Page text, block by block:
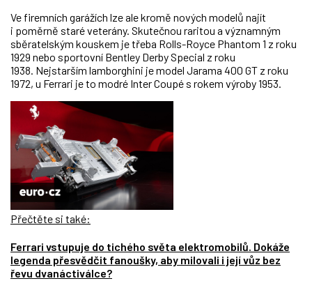
Ve firemních garážích lze ale kromě nových modelů najít
i poměrně staré veterány. Skutečnou raritou a významným
sběratelským kouskem je třeba Rolls-Royce Phantom 1 z roku
1929 nebo sportovní Bentley Derby Special z roku
1938. Nejstarším lamborghini je model Jarama 400 GT z roku
1972, u Ferrari je to modré Inter Coupé s rokem výroby 1953.
Přečtěte si také:
Ferrari vstupuje do tichého světa elektromobilů. Dokáže
legenda přesvědčit fanoušky, aby milovali i její vůz bez
řevu dvanáctiválce?